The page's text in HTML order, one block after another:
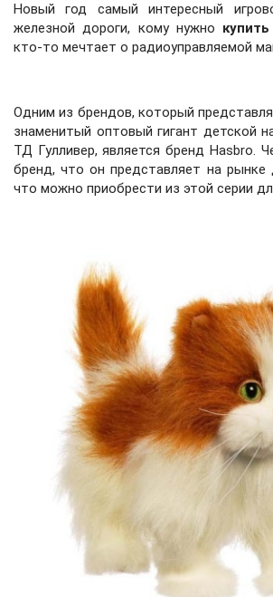
Новый год самый интересный
железной дороги, кому нужно
кто-то мечтает о радиоуправляемой
Одним из брендов, который
знаменитый оптовый гигант детской
ТД Гулливер, является бренд Hasbro. Ч
бренд, что он представляет на рынке
что можно приобрести из этой серии